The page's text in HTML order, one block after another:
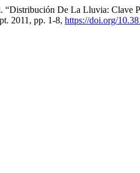
“Distribución De La Lluvia:
2011, pp. 1-8, https://doi.org/